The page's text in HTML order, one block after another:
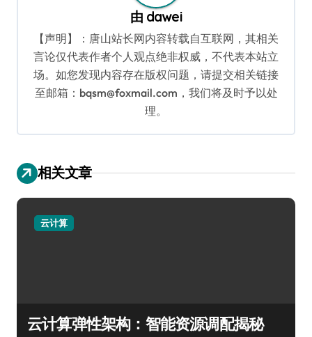
由 dawei
【声明】：唐山站长网内容转载自互联网，其相关
言论仅代表作者个人观点绝非权威，不代表本站立
场。如您发现内容存在版权问题，请提交相关链接
至邮箱：bqsm@foxmail.com，我们将及时予以处
理。
相关文章
云计算
云计算弹性架构：智能资源调配揭秘